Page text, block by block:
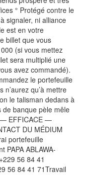
° Protégé contre le
signaler, ni alliance
est en votre
billet que vous
(si vous mettez
sera multiplié une
avez commandé).
le portefeuille
qu’à mettre
le talisman dedans à
de banque pèle mêle
— EFFICACE —
DU MÉDIUM
portefeuille
PAPA ABLAWA-
56 84 41
84 41 71Travail